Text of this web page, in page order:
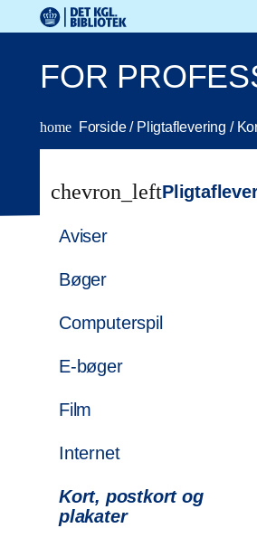
Gå til hovedindholdet
Change language to English
Det Kongelige Biblioteks logo. Gå
FOR
home Forside/ Pligtaflevering /
chevron_left
Aviser
Bøger
Computerspil
E-bøger
Film
Internet
Kort, postkort og
plakater